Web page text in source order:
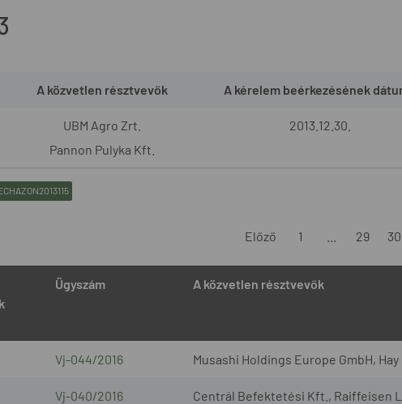
A közvetlen résztvevők A kérelem beérkezésének
UBM Agro Zrt.
Pannon Pulyka Kft.
2013.12.30.
Előző 1 29 30
Ügyszám A közvetlen résztvevők
Vj-044/2016 Musashi Holdings Europe GmbH,
Vj-040/2016 Centrál Befektetési Kft., Raiffeisen